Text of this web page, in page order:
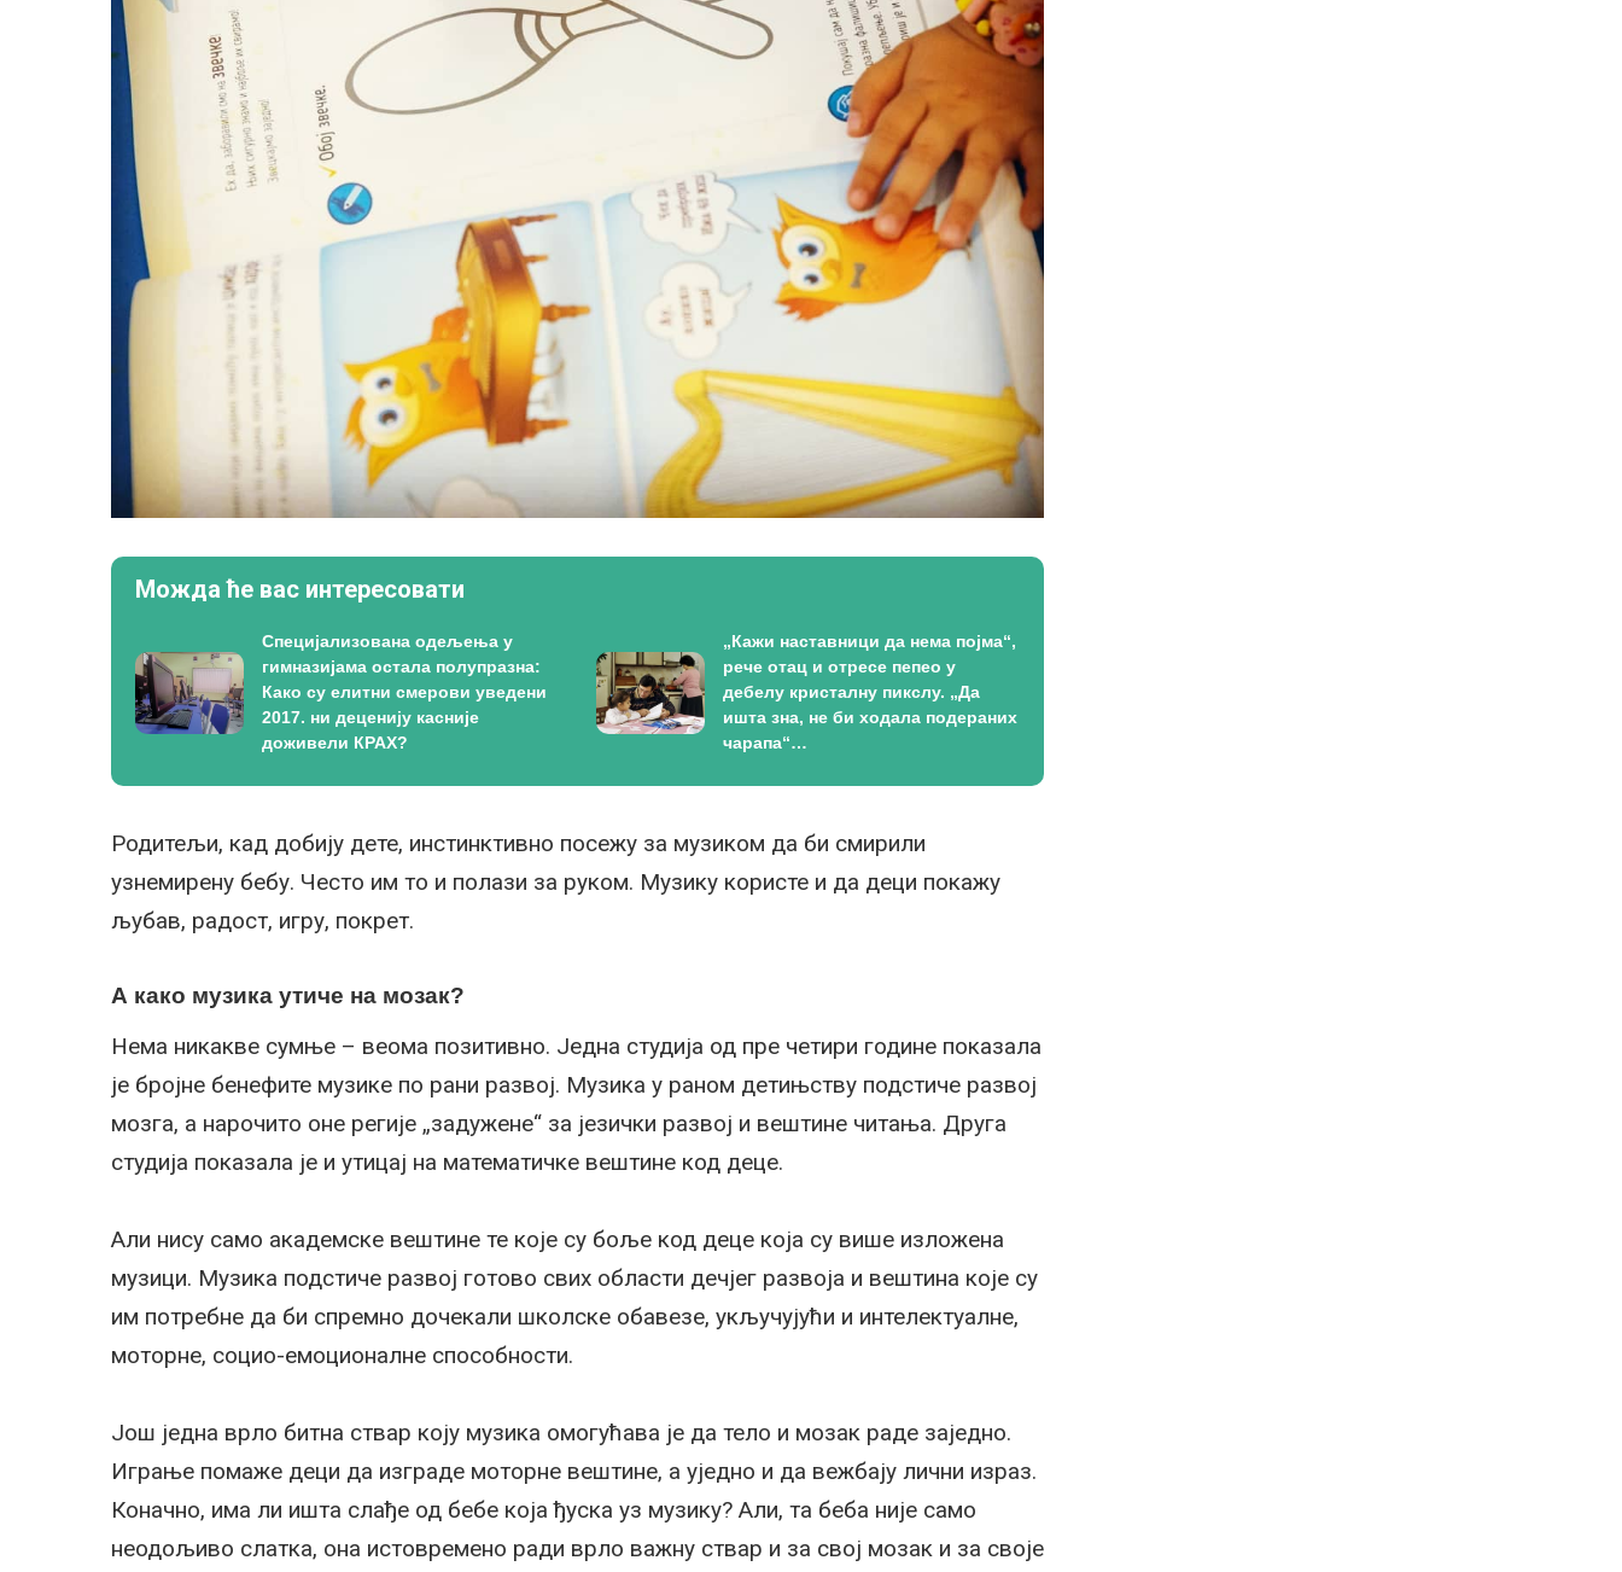
Можда ће вас интересовати
Специјализована одељења у
гимназијама остала полупразна:
Како су елитни смерови уведени
2017. ни деценију касније
доживели КРАХ?
„Кажи наставници да нема појма“,
рече отац и отресе пепео у
дебелу кристалну пикслу. „Да
ишта зна, не би ходала подераних
чарапа“…
Родитељи, кад добију дете, инстинктивно посежу за музиком да би смирили
узнемирену бебу. Често им то и полази за руком. Музику користе и да деци покажу
љубав, радост, игру, покрет.
А како музика утиче на мозак?
Нема никакве сумње – веома позитивно. Једна студија од пре четири године показала
је бројне бенефите музике по рани развој. Музика у раном детињству подстиче развој
мозга, а нарочито оне регије „задужене“ за језички развој и вештине читања. Друга
студија показала је и утицај на математичке вештине код деце.
Али нису само академске вештине те које су боље код деце која су више изложена
музици. Музика подстиче развој готово свих области дечјег развоја и вештина које су
им потребне да би спремно дочекали школске обавезе, укључујући и интелектуалне,
моторне, социо-емоционалне способности.
Још једна врло битна ствар коју музика омогућава је да тело и мозак раде заједно.
Играње помаже деци да изграде моторне вештине, а уједно и да вежбају лични израз.
Коначно, има ли ишта слађе од бебе која ђуска уз музику? Али, та беба није само
неодољиво слатка, она истовремено ради врло важну ствар и за свој мозак и за своје